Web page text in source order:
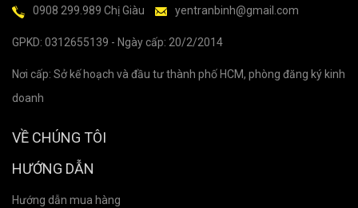
0908 299.989 Chị Giàu yentranbinh@gmail.com
GPKD: 0312655139 - Ngày cấp: 20/2/2014
Nơi cấp: Sở kế hoạch và đầu tư thành phố HCM, phòng đăng ký kinh
doanh
VỀ CHÚNG TÔI
HƯỚNG DẪN
Hướng dẫn mua hàng